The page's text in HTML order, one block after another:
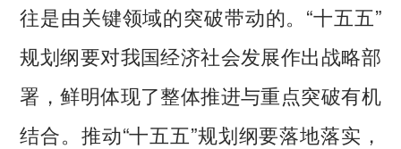
往是由关键领域的突破带动的。“十五五”
规划纲要对我国经济社会发展作出战略部
署，鲜明体现了整体推进与重点突破有机
结合。推动“十五五”规划纲要落地落实，